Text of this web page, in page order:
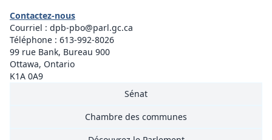
Sénat
Chambre des communes
Contactez-nous
Courriel : dpb-pbo@parl.gc.ca
Téléphone : 613-992-8026
99 rue Bank, Bureau 900
Ottawa, Ontario
K1A 0A9